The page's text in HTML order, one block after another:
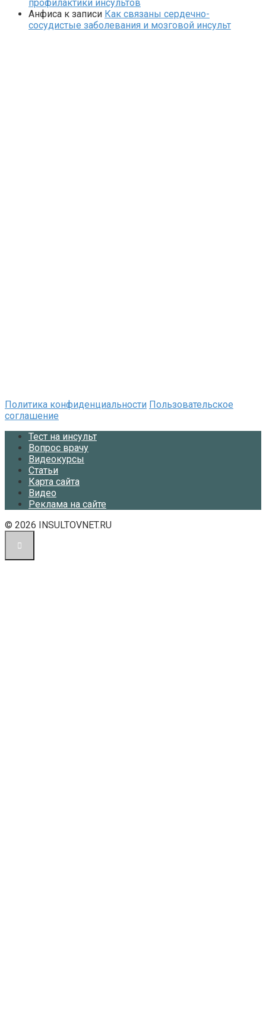
профилактики инсультов
Анфиса к записи Как связаны сердечно-
сосудистые заболевания и мозговой инсульт
Политика конфиденциальности Пользовательское
соглашение
Тест на инсульт
Вопрос врачу
Видеокурсы
Статьи
Карта сайта
Видео
Реклама на сайте
© 2026 INSULTOVNET.RU